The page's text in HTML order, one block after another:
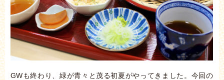
GWも終わり、緑が青々と茂る初夏がやってきました。今回の